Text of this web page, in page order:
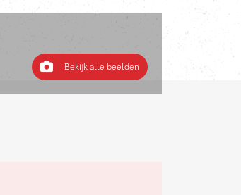
Bekijk alle beelden